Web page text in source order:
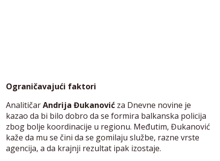
Ograničavajući faktori
AnalitičarAndrija Đukanović za Dnevne novine je
kazao da bi bilo dobro da se formira balkanska policija
zbog bolje koordinacije u regionu. Međutim, Đukanović
kaže da mu se čini da se gomilaju službe, razne vrste
agencija, a da krajnji rezultat ipak izostaje.